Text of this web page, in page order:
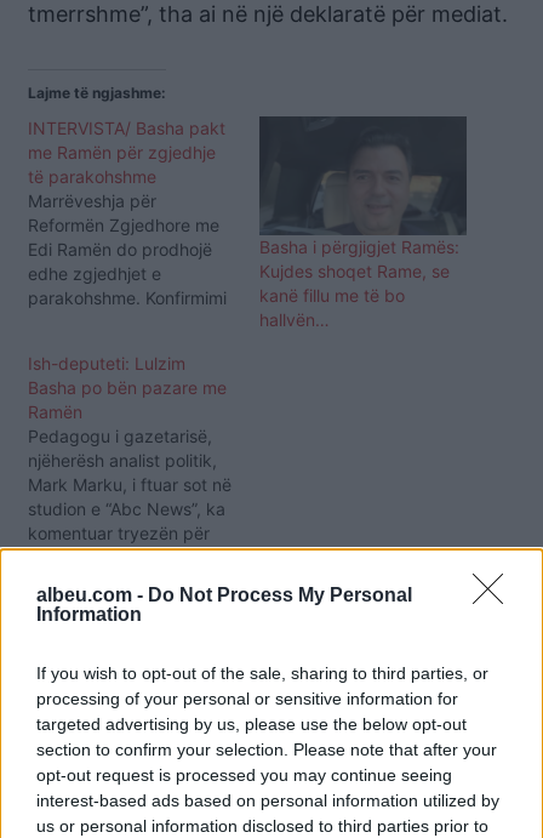
albeu.com - Do Not Process My Personal
Information
If you wish to opt-out of the sale, sharing to third parties, or
processing of your personal or sensitive information for
targeted advertising by us, please use the below opt-out
section to confirm your selection. Please note that after your
opt-out request is processed you may continue seeing
interest-based ads based on personal information utilized by
us or personal information disclosed to third parties prior to
tmerrshme”, tha ai në një deklaratë për mediat.
Lajme të ngjashme:
INTERVISTA/ Basha pakt
me Ramën për zgjedhje
të parakohshme
Marrëveshja për
Reformën Zgjedhore me
Edi Ramën do prodhojë
edhe zgjedhjet e
parakohshme. Konfirmimi
intervistë për Abc News.
“Ne i qendrojmë
propozimit tonë për një
qeveri tranzitore jo vetëm
për të kaluar këtë krizë.
Është një qendrim që ne
nuk tërhieqemi.…
Basha i përgjigjet Ramës:
Kujdes shoqet Rame, se
kanë fillu me të bo
hallvën…
Ish-deputeti: Lulzim
Basha po bën pazare me
Ramën
Pedagogu i gazetarisë,
njëherësh analist politik,
Mark Marku, i ftuar sot në
studion e “Abc News”, ka
komentuar tryezën për
reformën zgjedhore mes
mazhorancës. Ai deklaroi
jo pazare. Madje ai u ndal
edhe në kritikat që ka
marrë kryedemokrati…